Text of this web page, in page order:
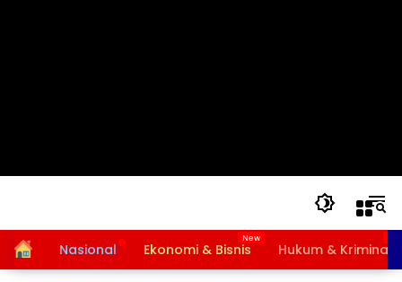
HomeNasional Ekonomi & Bisnis Hukum & Kriminal
Bansos PKH dan BPNT